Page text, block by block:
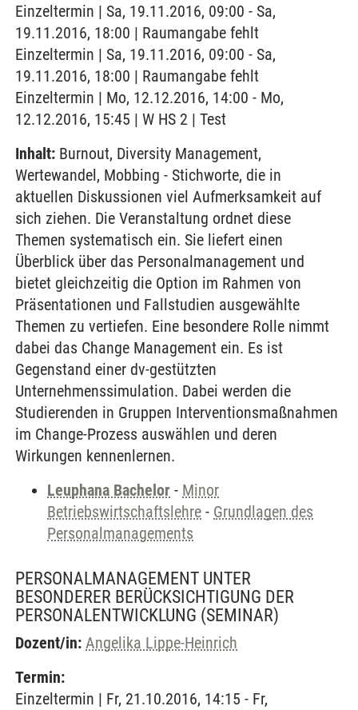
Einzeltermin | Sa, 19.11.2016, 09:00 - Sa,
19.11.2016, 18:00 | Raumangabe fehlt
Einzeltermin | Sa, 19.11.2016, 09:00 - Sa,
19.11.2016, 18:00 | Raumangabe fehlt
Einzeltermin | Mo, 12.12.2016, 14:00 - Mo,
12.12.2016, 15:45 | W HS 2 | Test
Inhalt: Burnout, Diversity Management,
Wertewandel, Mobbing - Stichworte, die in
aktuellen Diskussionen viel Aufmerksamkeit auf
sich ziehen. Die Veranstaltung ordnet diese
Themen systematisch ein. Sie liefert einen
Überblick über das Personalmanagement und
bietet gleichzeitig die Option im Rahmen von
Präsentationen und Fallstudien ausgewählte
Themen zu vertiefen. Eine besondere Rolle nimmt
dabei das Change Management ein. Es ist
Gegenstand einer dv-gestützten
Unternehmenssimulation. Dabei werden die
Studierenden in Gruppen Interventionsmaßnahmen
im Change-Prozess auswählen und deren
Wirkungen kennenlernen.
Leuphana Bachelor - Minor
Betriebswirtschaftslehre - Grundlagen des
Personalmanagements
PERSONALMANAGEMENT UNTER
BESONDERER BERÜCKSICHTIGUNG DER
PERSONALENTWICKLUNG (SEMINAR)
Dozent/in: Angelika Lippe-Heinrich
Termin:
Einzeltermin | Fr, 21.10.2016, 14:15 - Fr,